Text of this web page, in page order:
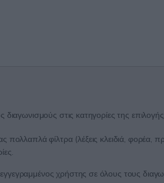
στις κατηγορίες της
πολλαπλά φίλτρα (λέξεις κλειδιά, φορέα,
χρήστης σε όλους τους